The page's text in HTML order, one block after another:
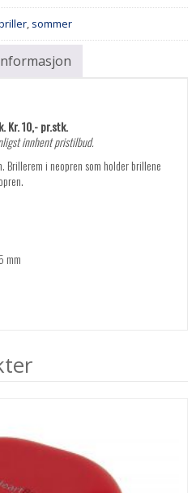
, sommer
Kr. 10,- pr.stk.
innhent pristilbud.
Brillerem i neopren som holder brillene
mm